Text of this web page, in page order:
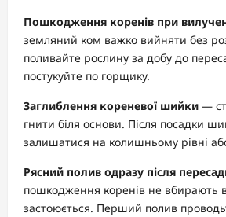
Пошкодження коренів при
земляний ком важко вийняти без
поливайте рослину за добу до
постукуйте по горщику.
Заглиблення кореневої шийки —
гнити біля основи. Після посадки
залишатися на колишньому рівні
Рясний полив одразу після
пошкодження коренів не вбирають
застоюється. Перший полив